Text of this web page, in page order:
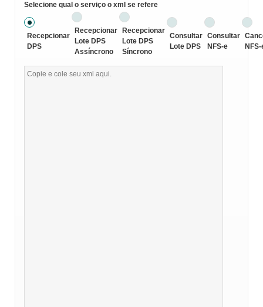
Selecione qual o serviço o xml se refere
Recepcionar
DPS
Recepcionar
Lote DPS
Assíncrono
Recepcionar
Lote DPS
Síncrono
Consultar
Lote DPS
Consultar
NFS-e
NFS-